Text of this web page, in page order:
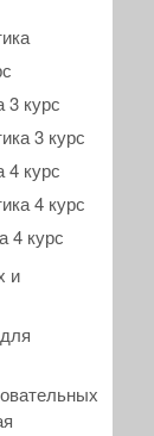
3 курс
3 курс
4 курс
4 курс
4 курс
и